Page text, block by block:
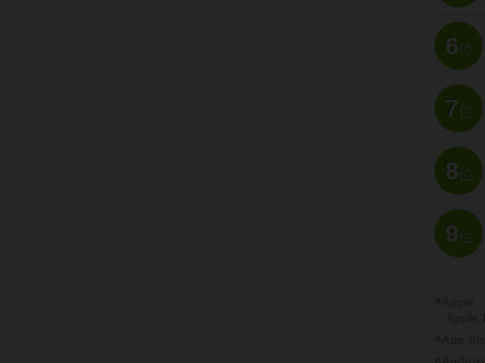
6位
7位
8位
9位